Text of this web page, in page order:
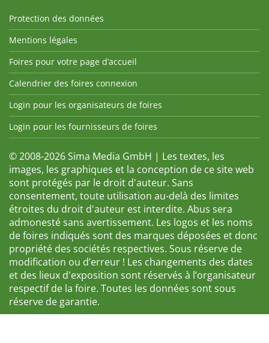
Protection des données
Mentions légales
Foires pour votre page d’accueil
Calendrier des foires connexion
Login pour les organisateurs de foires
Login pour les fournisseurs de foires
© 2008-2026 Sima Media GmbH | Les textes, les
images, les graphiques et la conception de ce site web
sont protégés par le droit d'auteur. Sans
consentement, toute utilisation au-delà des limites
étroites du droit d'auteur est interdite. Abus sera
admonesté sans avertissement. Les logos et les noms
de foires indiqués sont des marques déposées et donc
propriété des sociétés respectives. Sous réserve de
modification ou d’erreur ! Les changements des dates
et des lieux d'exposition sont réservés à l’organisateur
respectif de la foire. Toutes les données sont sous
réserve de garantie.